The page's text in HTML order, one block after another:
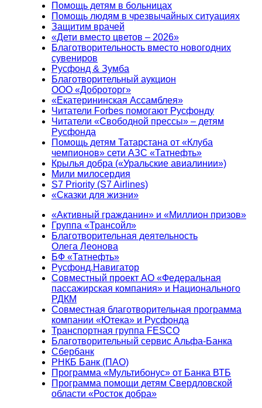
Помощь детям в больницах
Помощь людям в чрезвычайных ситуациях
Защитим врачей
«Дети вместо цветов – 2026»
Благотворительность вместо новогодних
сувениров
Русфонд & Зумба
Благотворительный аукцион
ООО «Доброторг»
«Екатерининская Ассамблея»
Читатели Forbes помогают Русфонду
Читатели «Свободной прессы» – детям
Русфонда
Помощь детям Татарстана от «Клуба
чемпионов» сети АЗС «Татнефть»
Крылья добра («Уральские авиалинии»)
Мили милосердия
S7 Priority (S7 Airlines)
«Сказки для жизни»
«Активный гражданин» и «Миллион призов»
Группа «Трансойл»
Благотворительная деятельность
Олега Леонова
БФ «Татнефть»
Русфонд.Навигатор
Совместный проект АО «Федеральная
пассажирская компания» и Национального
РДКМ
Совместная благотворительная программа
компании «Ютека» и Русфонда
Транспортная группа FESCO
Благотворительный сервис Альфа-Банка
Сбербанк
РНКБ Банк (ПАО)
Программа «Мультибонус» от Банка ВТБ
Программа помощи детям Свердловской
области «Росток добра»